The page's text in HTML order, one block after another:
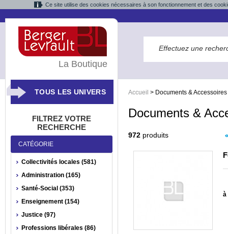
Ce site utilise des cookies nécessaires à son fonctionnement et des
Accueil > Documents & Accessoires
Documents &
972 produits
à
La Boutique
TOUS LES UNIVERS
FILTREZ VOTRE
RECHERCHE
CATÉGORIE
Collectivités locales (581)
Administration (165)
Santé-Social (353)
Enseignement (154)
Justice (97)
Professions libérales (86)